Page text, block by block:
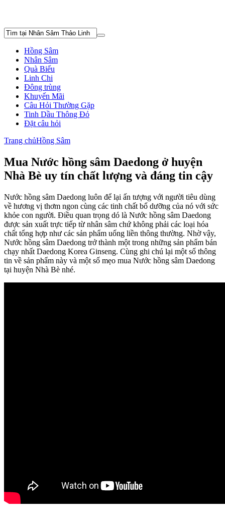
Hồng Sâm
Nhân Sâm
Quà Biếu
Linh Chi
Đông trùng
Khuyến Mãi
Câu Hỏi Thường Gặp
Tinh Dầu Thông Đỏ
Đặt câu hỏi
Trang chủHồng Sâm
Mua Nước hồng sâm Daedong ở huyện
Nhà Bè uy tín chất lượng và đáng tin cậy
Nước hồng sâm Daedong luôn để lại ấn tượng với người tiêu dùng
về hương vị thơm ngon cùng các tinh chất bổ dưỡng của nó với sức
khỏe con người. Điều quan trọng dó là Nước hồng sâm Daedong
được sản xuất trực tiếp từ nhân sâm chứ không phải các loại hóa
chất tổng hợp như các sản phẩm uống liền thông thường. Nhờ vậy,
Nước hồng sâm Daedong trở thành một trong những sản phẩm bán
chạy nhất Daedong Korea Ginseng. Cùng ghi chú lại một số thông
tin về sản phẩm này và một số mẹo mua Nước hồng sâm Daedong
tại huyện Nhà Bè nhé.